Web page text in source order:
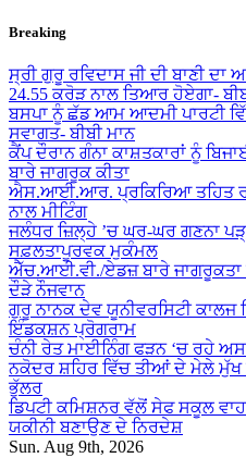
Skip
content
Breaking
ਸ੍ਰੀ ਗੁਰੂ ਰਵਿਦਾਸ ਜੀ ਦੀ ਬਾਣੀ
24.55 ਕਰੋੜ ਨਾਲ ਤਿਆਰ ਹੋਏਗਾ-
ਬਸਪਾ ਨੂੰ ਛੱਡ ਆਮ ਆਦਮੀ ਪਾਰਟੀ
ਸਵਾਗਤ- ਬੀਬੀ ਮਾਨ
ਕੈਂਪ ਦੌਰਾਨ ਗੰਨਾ ਕਾਸ਼ਤਕਾਰਾਂ ਨੂੰ
ਬਾਰੇ ਜਾਗਰੂਕ ਕੀਤਾ
ਐਸ.ਆਈ.ਆਰ. ਪ੍ਰਕਿਰਿਆ ਤਹਿਤ
ਨਾਲ ਮੀਟਿੰਗ
ਜਲੰਧਰ ਜ਼ਿਲ੍ਹੇ ’ਚ ਘਰ-ਘਰ ਗਣਨਾ
ਸਫ਼ਲਤਾਪੂਰਵਕ ਮੁਕੰਮਲ
ਐੱਚ.ਆਈ.ਵੀ./ਏਡਜ਼ ਬਾਰੇ ਜਾਗਰੂਕਤਾ
ਦੌੜੇ ਨੌਜਵਾਨ
ਗੁਰੂ ਨਾਨਕ ਦੇਵ ਯੂਨੀਵਰਸਿਟੀ
ਇੰਡਕਸ਼ਨ ਪ੍ਰੋਗਰਾਮ
ਚੰਨੀ ਰੇਤ ਮਾਈਨਿੰਗ ਫੜਨ ‘ਚ ਰਹੇ
ਨਕੋਦਰ ਸ਼ਹਿਰ ਵਿੱਚ ਤੀਆਂ ਦੇ ਮੇਲੇ ਮੁੱਖ
ਭੁੱਲਰ
ਡਿਪਟੀ ਕਮਿਸ਼ਨਰ ਵੱਲੋਂ ਸੇਫ ਸਕੂਲ
ਯਕੀਨੀ ਬਣਾਉਣ ਦੇ ਨਿਰਦੇਸ਼
Sun. Aug 9th, 2026